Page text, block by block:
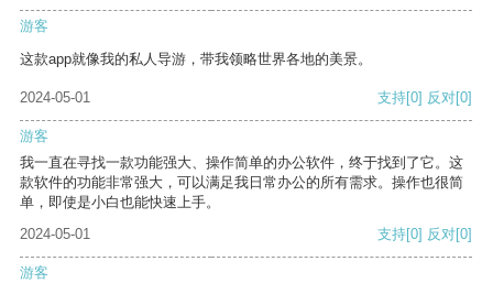
游客
这款app就像我的私人导游，带我领略世界各地的美景。
2024-05-01 支持[0] 反对[0]
游客
我一直在寻找一款功能强大、操作简单的办公软件，终于找到了它。这
款软件的功能非常强大，可以满足我日常办公的所有需求。操作也很简
单，即使是小白也能快速上手。
2024-05-01
支持[0] 反对[0]
游客